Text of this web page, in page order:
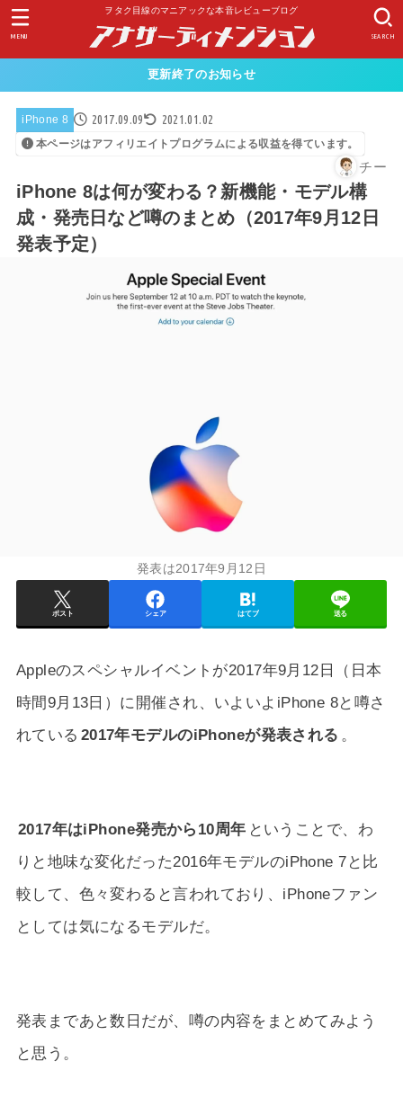
ヲタク目線のマニアックな本音レビューブログ
SEARCH
MENU
更新終了のお知らせ
iPhone 8 2017.09.09 2021.01.02
本ページはアフィリエイトプログラムによる収益を得ています。
チー
iPhone 8は何が変わる？新機能・モデル構
成・発売日など噂のまとめ（2017年9月12日
発表予定）
発表は2017年9月12日
ポスト シェア はてブ 送る
Appleのスペシャルイベントが2017年9月12日（日本
時間9月13日）に開催され、いよいよiPhone 8と噂さ
れている 2017年モデルのiPhoneが発表される 。
2017年はiPhone発売から10周年 ということで、わ
りと地味な変化だった2016年モデルのiPhone 7と比
較して、色々変わると言われており、iPhoneファン
としては気になるモデルだ。
発表まであと数日だが、噂の内容をまとめてみよう
と思う。